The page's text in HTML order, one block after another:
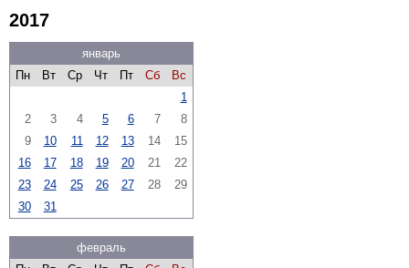
2017
январь
Пн
Вт Ср Чт Пт Сб
Вс
1
2
3 4 5 6 7
8
9
10 11 12 13 14
15
16
17 18 19 20 21
22
23
24 25 26 27 28
29
30
31
февраль